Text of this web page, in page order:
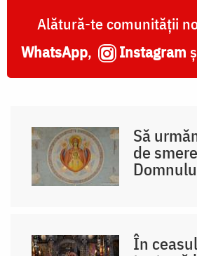
Alătură-te comunității
WhatsApp, Instagram
Să
de
În